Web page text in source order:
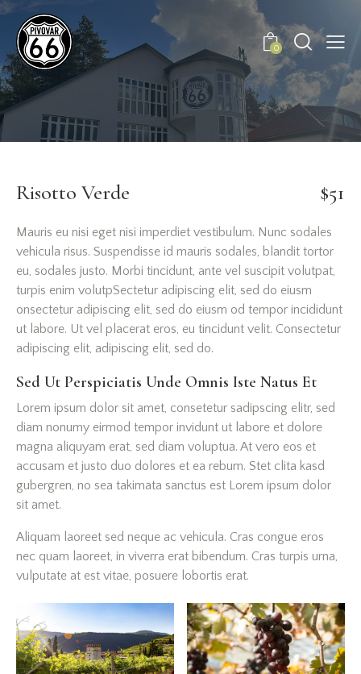
0
Risotto Verde $51
Mauris eu nisi eget nisi imperdiet vestibulum. Nunc sodales
vehicula risus. Suspendisse id mauris sodales, blandit tortor
eu, sodales justo. Morbi tincidunt, ante vel suscipit volutpat,
turpis enim volutpSectetur adipiscing elit, sed do eiusm
onsectetur adipiscing elit, sed do eiusm od tempor incididunt
ut labore. Ut vel placerat eros, eu tincidunt velit. Consectetur
adipiscing elit, adipiscing elit, sed do.
Sed Ut Perspiciatis Unde Omnis Iste Natus Et
Lorem ipsum dolor sit amet, consetetur sadipscing elitr, sed
diam nonumy eirmod tempor invidunt ut labore et dolore
magna aliquyam erat, sed diam voluptua. At vero eos et
accusam et justo duo dolores et ea rebum. Stet clita kasd
gubergren, no sea takimata sanctus est Lorem ipsum dolor
sit amet.
Aliquam laoreet sed neque ac vehicula. Cras congue eros
nec quam laoreet, in viverra erat bibendum. Cras turpis urna,
vulputate at est vitae, posuere lobortis erat.